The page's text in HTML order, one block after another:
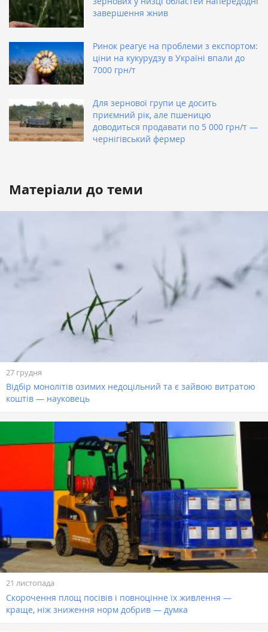
завершення жнив
Ринок реагує на проблеми з експортом:
ціни на кукурудзу в Україні впали до
7000 грн/т
Для зернової групи це досить
приємний рік, але пшеницю
доводиться продавати по 5 000 грн/т —
чернігівський фермер
Матеріали до теми
27 грудня
Відбір монолітів озимих недоцільний та є зайвою витратою
коштів — науковець
21 листопада
Скорочення площ посівів і повноцінне їх живлення —
краще, ніж зниження норм добрив — думка